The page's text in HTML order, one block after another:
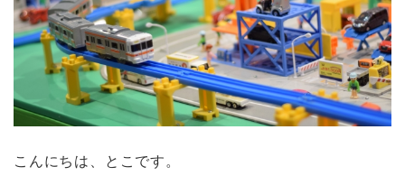
こんにちは、とこです。